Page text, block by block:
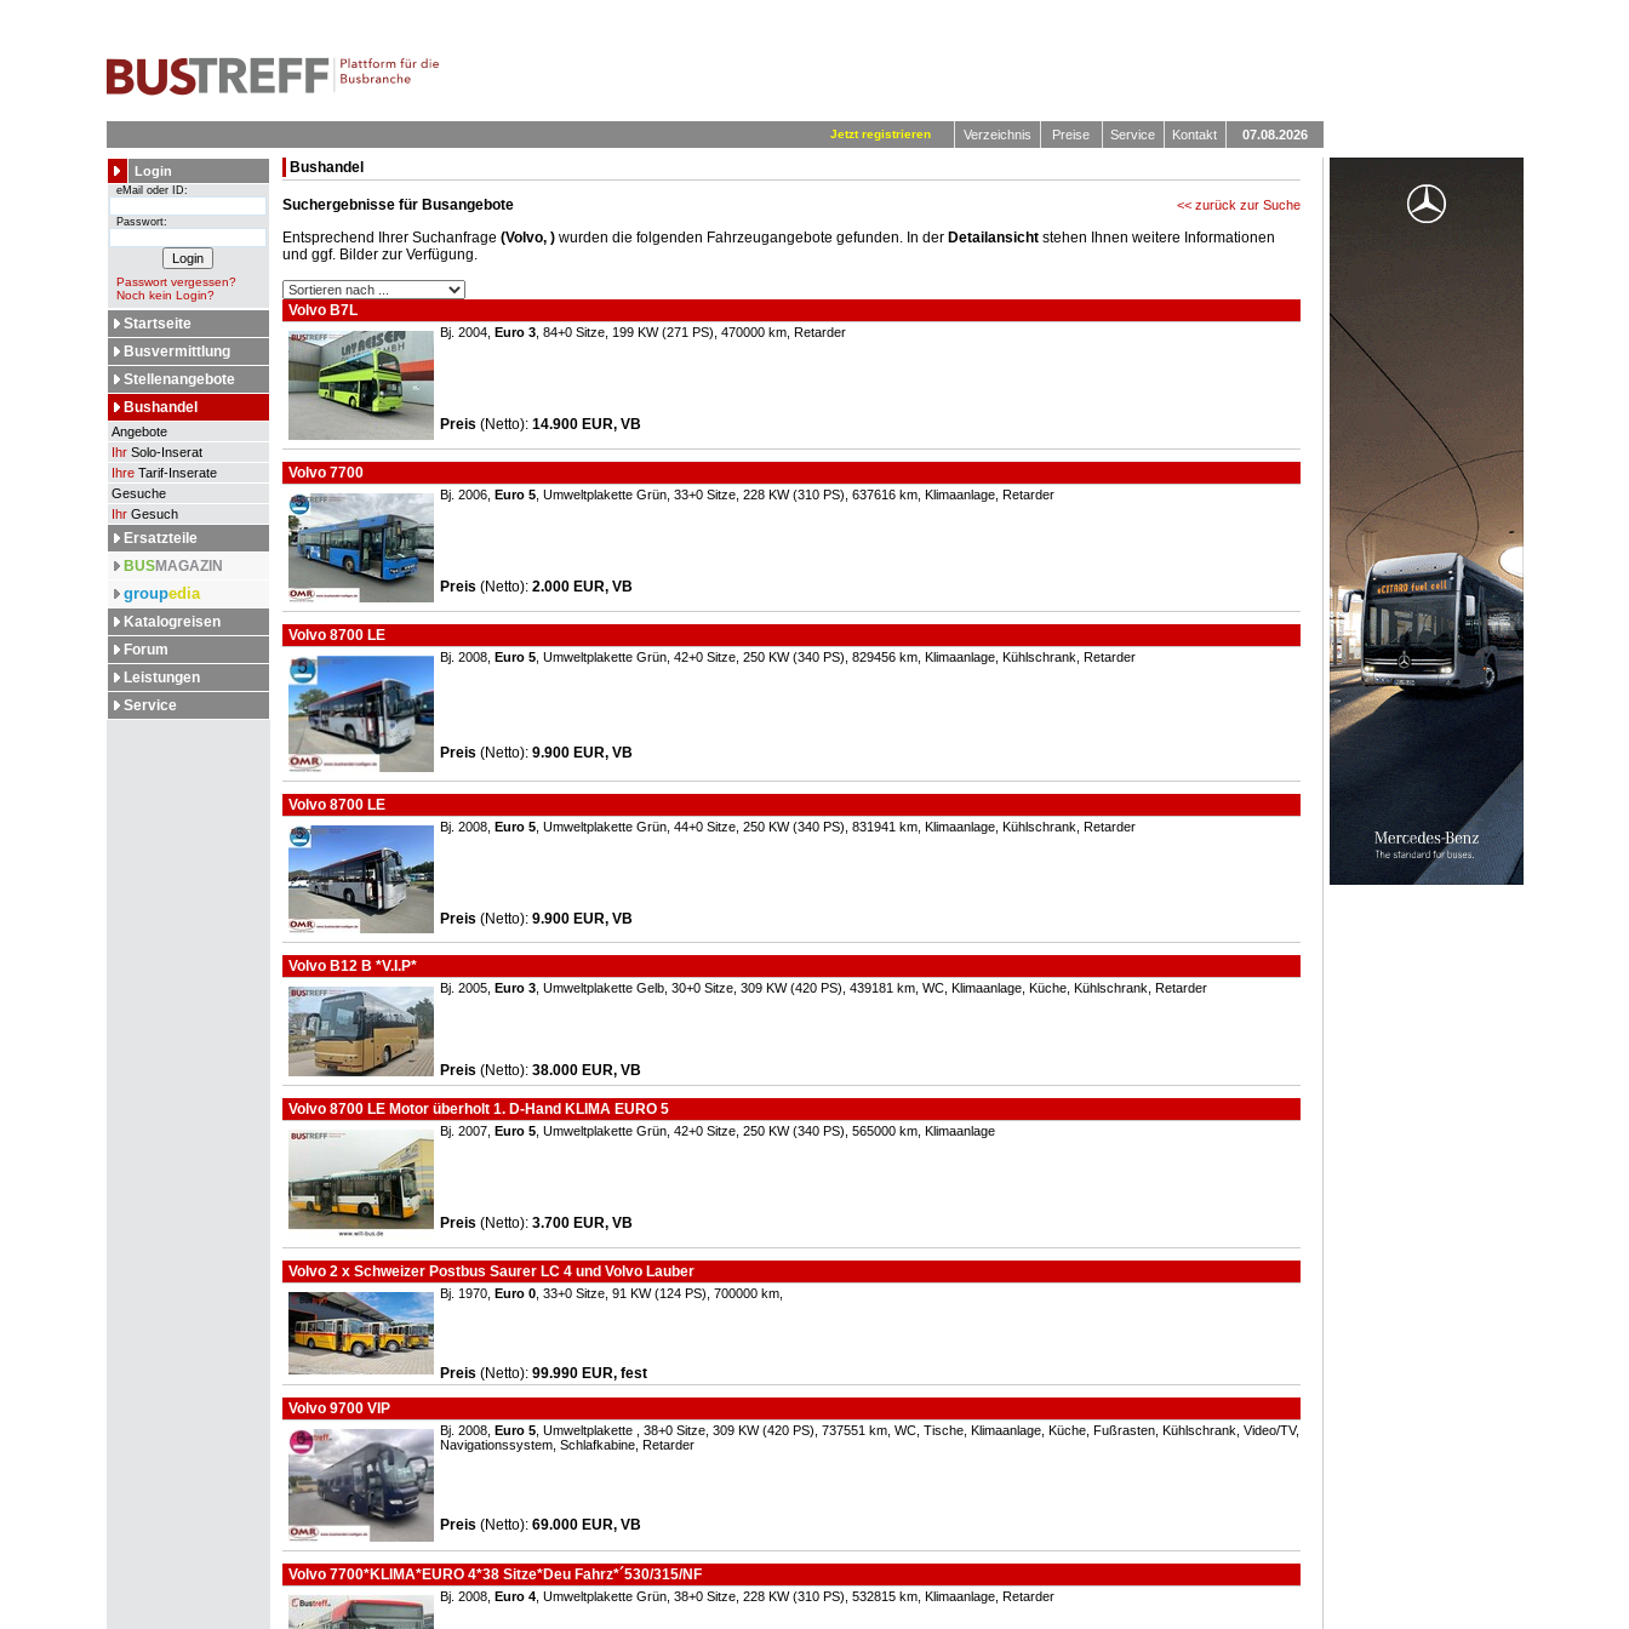
Jetzt registrieren Verzeichnis Preise Service Kontakt 07.08.2026
Login
eMail oder ID:
Passwort:
Passwort vergessen?
Noch kein Login?
Startseite
Busvermittlung
Stellenangebote
Bushandel
Angebote
IhrSolo-Inserat
IhreTarif-Inserate
Gesuche
IhrGesuch
Ersatzteile
BUSMAGAZIN
groupedia
Katalogreisen
Forum
Leistungen
Service
Bushandel
Suchergebnisse für Busangebote << zurück zur Suche
Entsprechend Ihrer Suchanfrage (Volvo, )wurden die folgenden Fahrzeugangebote gefunden. In der Detailansichtstehen Ihnen weitere Informationen
und ggf. Bilder zur Verfügung.
Volvo B7L
Bj. 2004, Euro 3, 84+0 Sitze, 199 KW (271 PS), 470000 km, Retarder
Preis (Netto): 14.900 EUR, VB
Volvo 7700
Bj. 2006, Euro 5, Umweltplakette Grün, 33+0 Sitze, 228 KW (310 PS), 637616 km, Klimaanlage, Retarder
Preis (Netto): 2.000 EUR, VB
Volvo 8700 LE
Bj. 2008, Euro 5, Umweltplakette Grün, 42+0 Sitze, 250 KW (340 PS), 829456 km, Klimaanlage, Kühlschrank, Retarder
Preis (Netto): 9.900 EUR, VB
Volvo 8700 LE
Bj. 2008, Euro 5, Umweltplakette Grün, 44+0 Sitze, 250 KW (340 PS), 831941 km, Klimaanlage, Kühlschrank, Retarder
Preis (Netto): 9.900 EUR, VB
Volvo B12 B *V.I.P*
Bj. 2005, Euro 3, Umweltplakette Gelb, 30+0 Sitze, 309 KW (420 PS), 439181 km, WC, Klimaanlage, Küche, Kühlschrank, Retarder
Preis (Netto): 38.000 EUR, VB
Volvo 8700 LE Motor überholt 1. D-Hand KLIMA EURO 5
Bj. 2007, Euro 5, Umweltplakette Grün, 42+0 Sitze, 250 KW (340 PS), 565000 km, Klimaanlage
Preis (Netto): 3.700 EUR, VB
Volvo 2 x Schweizer Postbus Saurer LC 4 und Volvo Lauber
Bj. 1970, Euro 0, 33+0 Sitze, 91 KW (124 PS), 700000 km,
Preis (Netto): 99.990 EUR, fest
Volvo 9700 VIP
Bj. 2008, Euro 5, Umweltplakette , 38+0 Sitze, 309 KW (420 PS), 737551 km, WC, Tische, Klimaanlage, Küche, Fußrasten, Kühlschrank, Video/TV,
Navigationssystem, Schlafkabine, Retarder
Preis (Netto): 69.000 EUR, VB
Volvo 7700*KLIMA*EURO 4*38 Sitze*Deu Fahrz*´530/315/NF
Bj. 2008, Euro 4, Umweltplakette Grün, 38+0 Sitze, 228 KW (310 PS), 532815 km, Klimaanlage, Retarder